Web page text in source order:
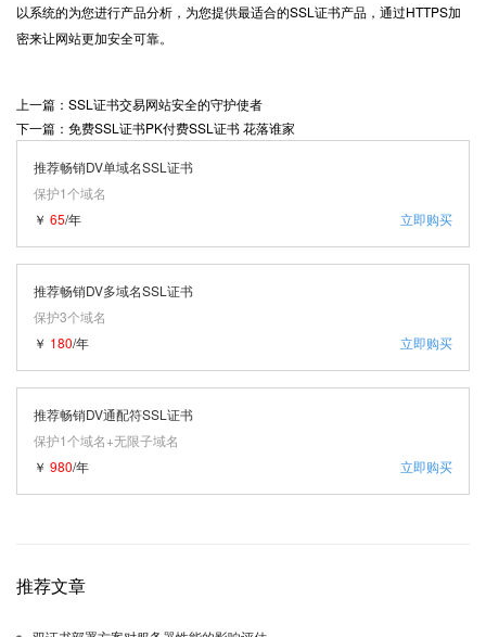
以系统的为您进行产品分析，为您提供最适合的SSL证书产品，通过HTTPS加
密来让网站更加安全可靠。
上一篇：SSL证书交易网站安全的守护使者
下一篇：免费SSL证书PK付费SSL证书 花落谁家
推荐畅销DV单域名SSL证书
保护1个域名
立即购买
￥ 65/年
推荐畅销DV多域名SSL证书
保护3个域名
立即购买
￥ 180/年
推荐畅销DV通配符SSL证书
保护1个域名+无限子域名
立即购买
￥ 980/年
推荐文章